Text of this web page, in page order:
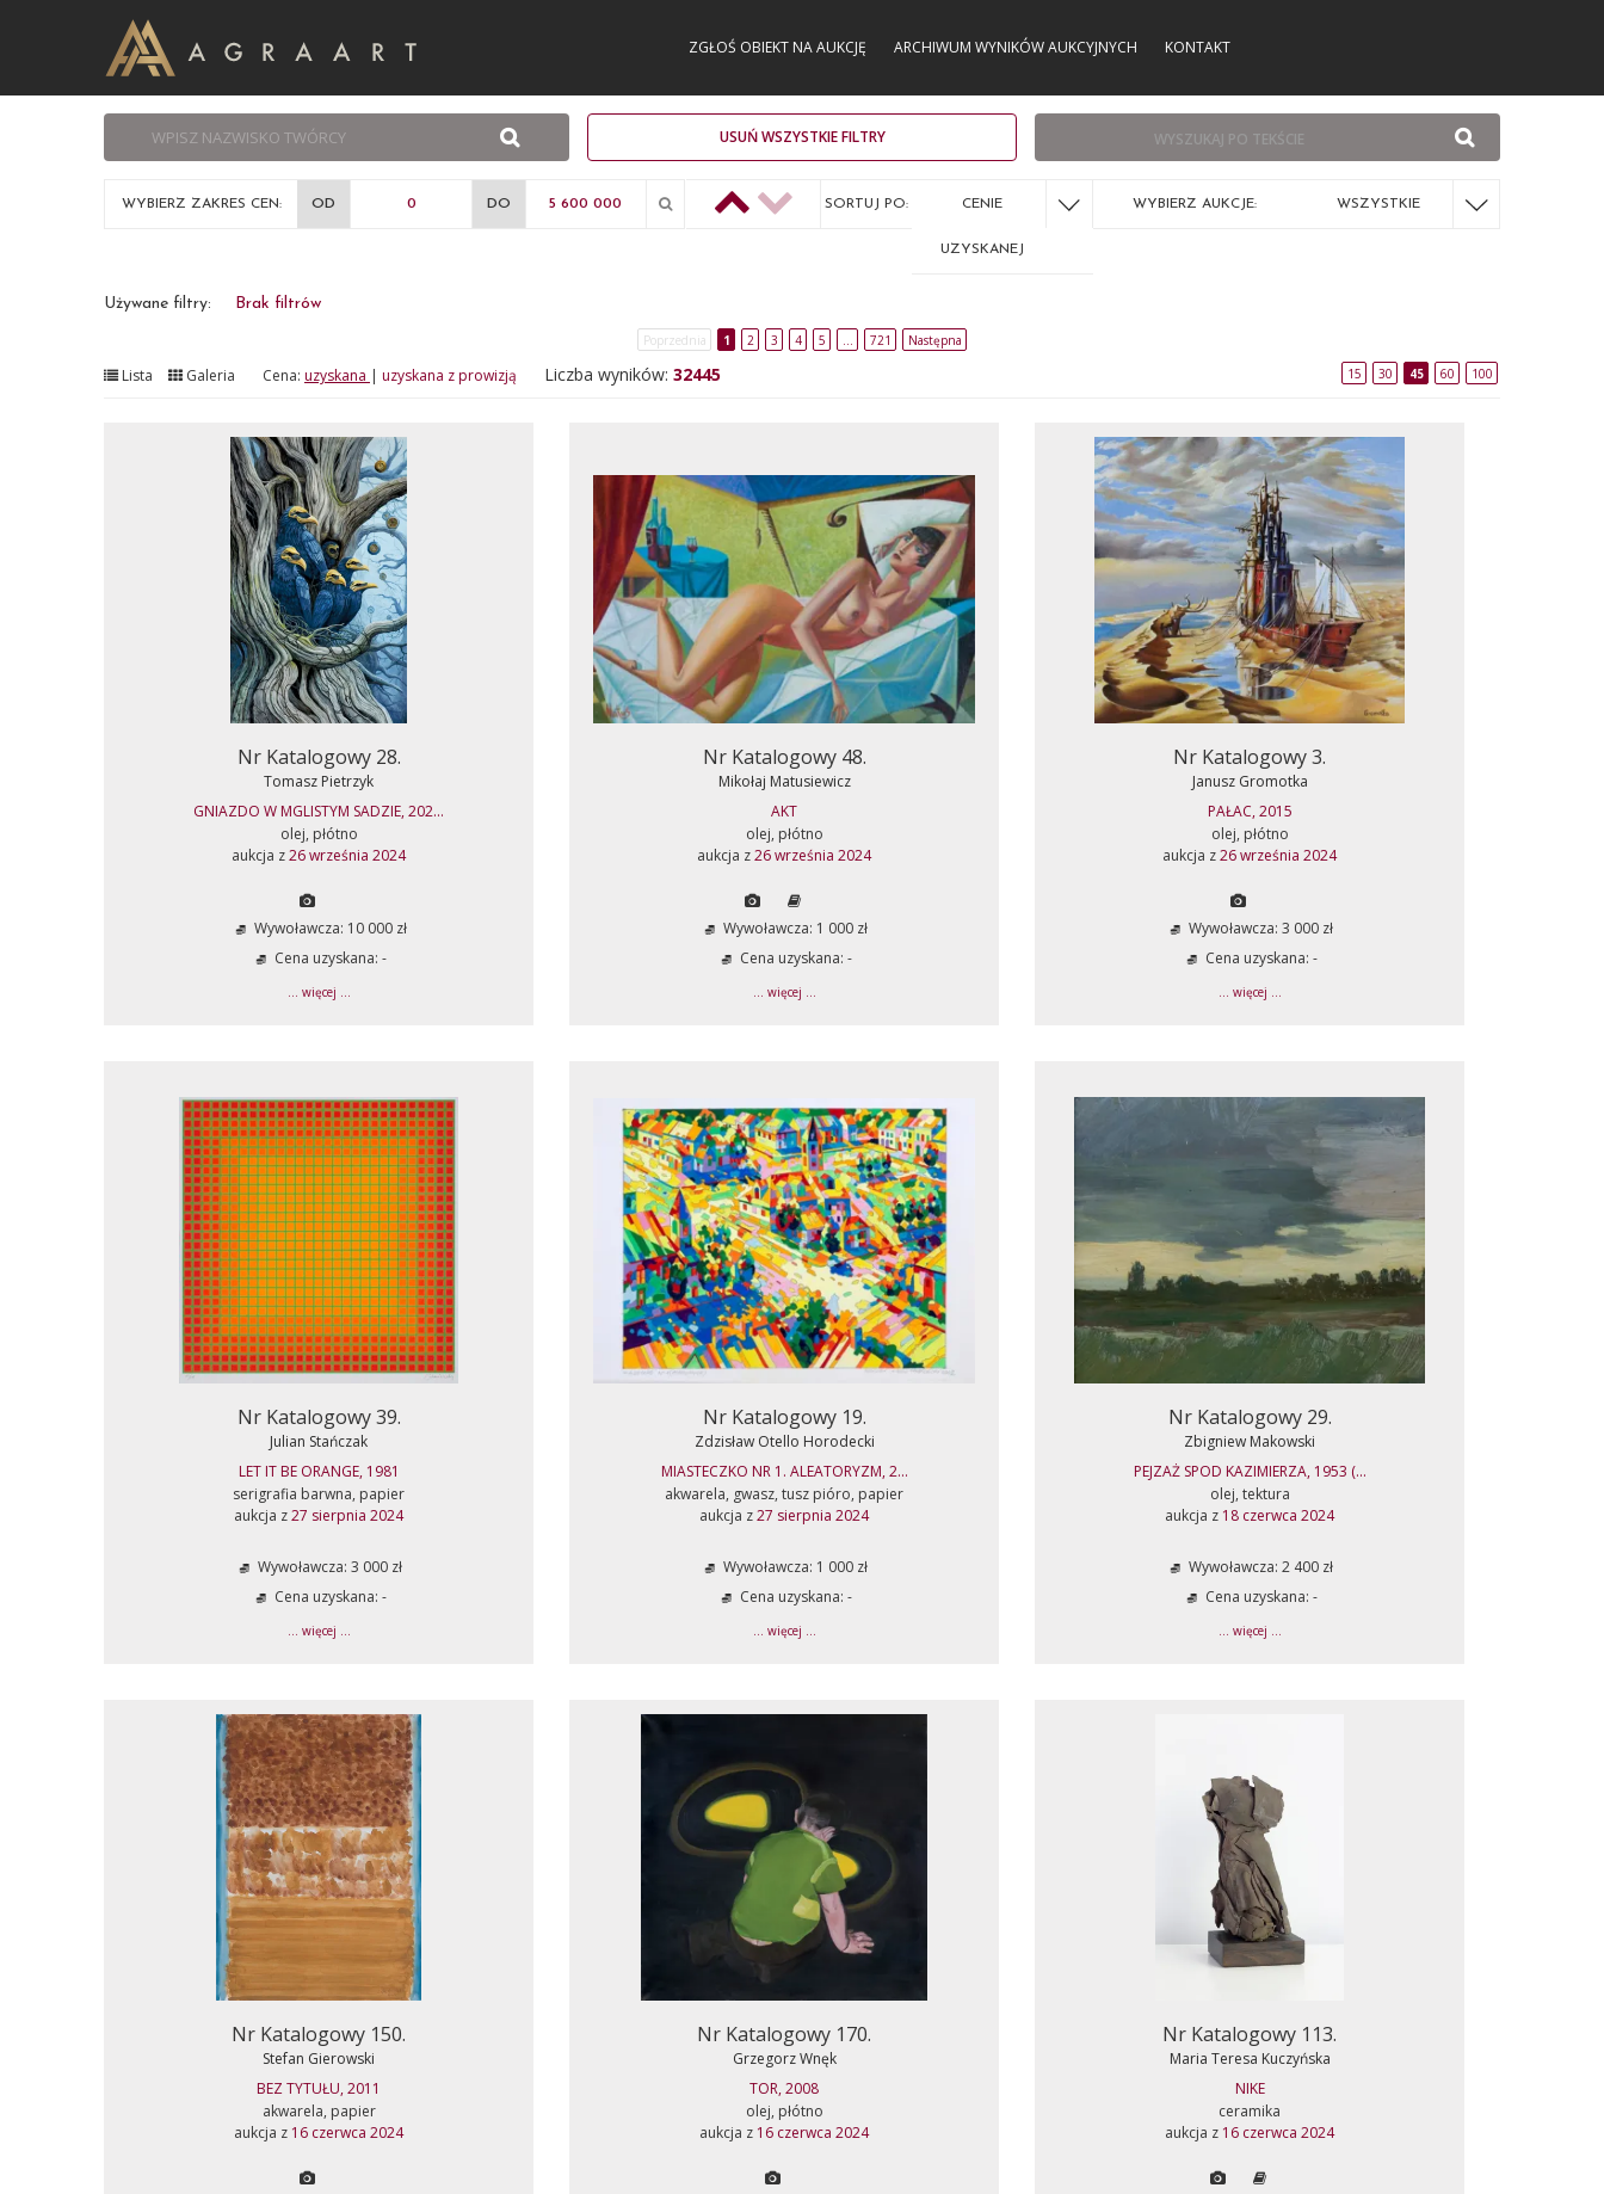
ZGŁOŚ OBIEKT NA AUKCJĘ ARCHIWUM WYNIKÓW AUKCYJNYCH KONTAKT
USUŃ WSZYSTKIE FILTRY
WYBIERZ ZAKRES CEN: OD DO SORTUJ PO: CENIE
UZYSKANEJ
WYBIERZ AUKCJE: WSZYSTKIE
Używane filtry: Brak filtrów
Poprzednia 1 2 3 4 5 721 Następna
Lista Galeria Cena: uzyskana | uzyskana z prowizją Liczba wyników: 32445 15 30 45 60 100
Nr Katalogowy 28.
Tomasz Pietrzyk
GNIAZDO W MGLISTYM SADZIE, 202...
olej, płótno
aukcja z26 września 2024
Wywoławcza: 10 000 zł
Cena uzyskana: -
... więcej ...
Nr Katalogowy 48.
Mikołaj Matusiewicz
AKT
olej, płótno
aukcja z26 września 2024
Wywoławcza: 1 000 zł
Cena uzyskana: -
... więcej ...
Nr Katalogowy 3.
Janusz Gromotka
PAŁAC, 2015
olej, płótno
aukcja z26 września 2024
Wywoławcza: 3 000 zł
Cena uzyskana: -
... więcej ...
Nr Katalogowy 39.
Julian Stańczak
LET IT BE ORANGE, 1981
serigrafia barwna, papier
aukcja z27 sierpnia 2024
Wywoławcza: 3 000 zł
Cena uzyskana: -
... więcej ...
Nr Katalogowy 19.
Zdzisław Otello Horodecki
MIASTECZKO NR 1. ALEATORYZM, 2...
akwarela, gwasz, tusz pióro, papier
aukcja z27 sierpnia 2024
Wywoławcza: 1 000 zł
Cena uzyskana: -
... więcej ...
Nr Katalogowy 29.
Zbigniew Makowski
PEJZAŻ SPOD KAZIMIERZA, 1953 (...
olej, tektura
aukcja z 18 czerwca 2024
Wywoławcza: 2 400 zł
Cena uzyskana: -
... więcej ...
Nr Katalogowy 150.
Stefan Gierowski
BEZ TYTUŁU, 2011
akwarela, papier
aukcja z 16 czerwca 2024
Nr Katalogowy 170.
Grzegorz Wnęk
TOR, 2008
olej, płótno
aukcja z 16 czerwca 2024
Nr Katalogowy 113.
Maria Teresa Kuczyńska
NIKE
ceramika
aukcja z 16 czerwca 2024